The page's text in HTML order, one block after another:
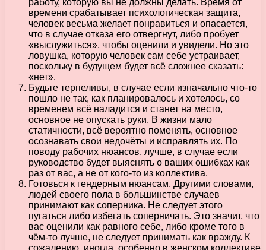
времени срабатывает психологическая защита,
человек весьма желает понравиться и опасается,
что в случае отказа его отвергнут, либо пробует
«выслужиться», чтобы оценили и увидели. Но это
ловушка, которую человек сам себе устраивает,
поскольку в будущем будет всё сложнее сказать:
«нет».
Будьте терпеливы, в случае если изначально что-то
пошло не так, как планировалось и хотелось, со
временем всё наладится и станет на место,
основное не опускать руки. В жизни мало
статичности, всё вероятно поменять, основное
осознавать свои недочёты и исправлять их. По
поводу рабочих нюансов, лучше, в случае если
руководство будет выяснять о ваших ошибках как
раз от вас, а не от кого-то из коллектива.
Готовься к гендерным нюансам. Другими словами,
людей своего пола в большинстве случаев
принимают как соперника. Не следует этого
пугаться либо избегать соперничать. Это значит, что
вас оценили как равного себе, либо кроме того в
чём-то лучше, не следует принимать как вражду. К
сожалению, иногда, особенно в женском коллективе